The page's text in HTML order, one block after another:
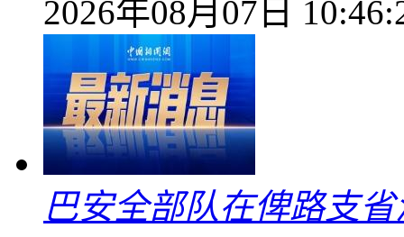
2026年08月07日
巴安全部队在俾路支